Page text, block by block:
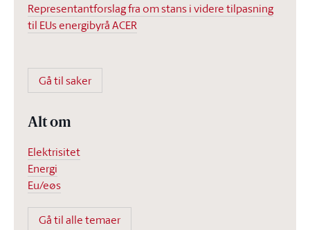
Representantforslag fra om stans i videre tilpasning
til EUs energibyrå ACER
Gå til saker
Alt om
Elektrisitet
Energi
Eu/eøs
Gå til alle temaer